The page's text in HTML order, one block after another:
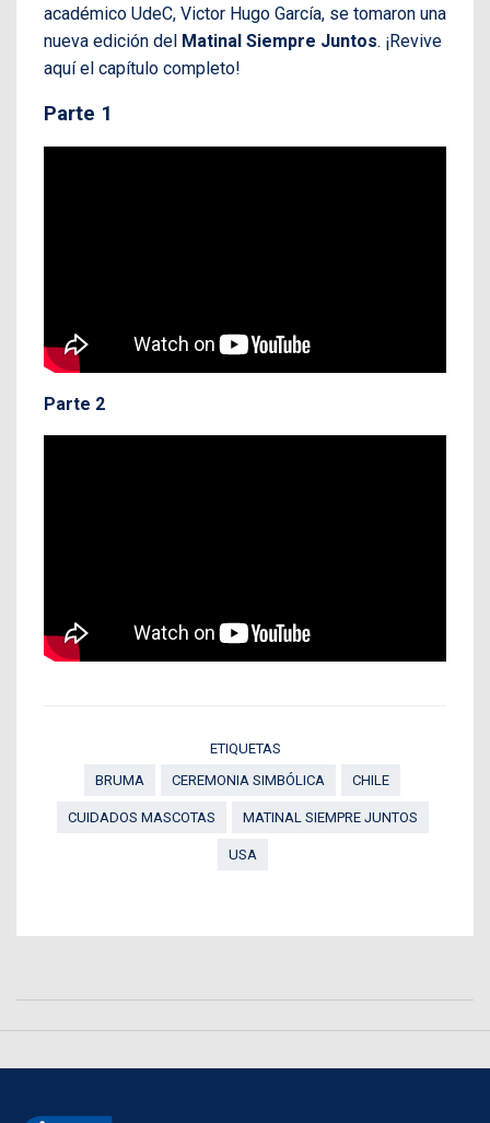
académico UdeC, Victor Hugo García, se tomaron una
nueva edición del Matinal Siempre Juntos. ¡Revive
aquí el capítulo completo!
Parte 1
Parte 2
ETIQUETAS
BRUMA
CEREMONIA SIMBÓLICA CHILE
CUIDADOS MASCOTAS MATINAL SIEMPRE JUNTOS
USA